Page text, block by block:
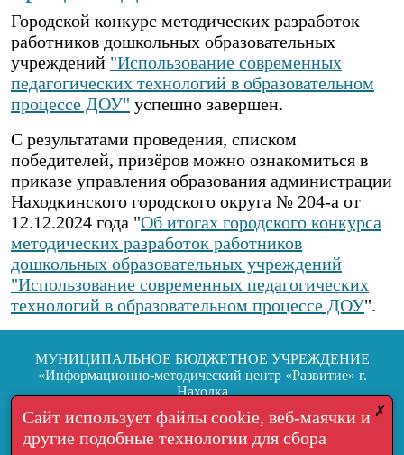
Городской конкурс методических разработок
работников дошкольных образовательных
учреждений "Использование современных
педагогических технологий в образовательном
процессе ДОУ" успешно завершен.
С результатами проведения, списком
победителей, призёров можно ознакомиться в
приказе управления образования администрации
Находкинского городского округа № 204-а от
12.12.2024 года "Об итогах городского конкурса
методических разработок работников
дошкольных образовательных учреждений
"Использование современных педагогических
технологий в образовательном процессе ДОУ".
✗
Сайт использует файлы cookie, веб-маячки и
другие подобные технологии для сбора
МУНИЦИПАЛЬНОЕ БЮДЖЕТНОЕ УЧРЕЖДЕНИЕ
«Информационно-методический центр «Развитие» г.
Находка
692904, г. Находка, ул.Школьная, 7
Тел.: +7 (4236) 64-05-06